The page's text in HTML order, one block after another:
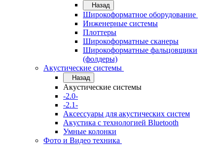
Назад
Широкоформатное оборудование
Инженерные системы
Плоттеры
Широкоформатные сканеры
Широкоформатные фальцовщики
(фолдеры)
Акустические системы
Назад
Акустические системы
-2.0-
-2.1-
Аксессуары для акустических систем
Акустика с технологией Bluetooth
Умные колонки
Фото и Видео техника